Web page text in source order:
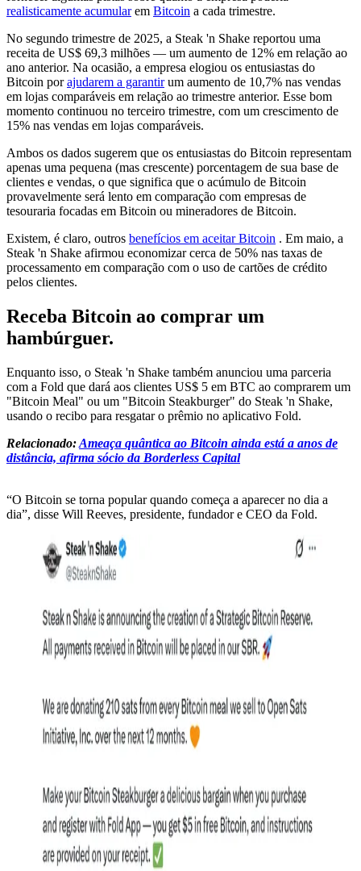
realisticamente acumularem Bitcoin a cada trimestre.
No segundo trimestre de 2025, a Steak 'n Shake reportou uma
receita de US$ 69,3 milhões — um aumento de 12% em relação ao
ano anterior. Na ocasião, a empresa elogiou os entusiastas do
Bitcoin porajudarem a garantirum aumento de 10,7% nas vendas
em lojas comparáveis ​​em relação ao trimestre anterior. Esse bom
momento continuou no terceiro trimestre, com um crescimento de
15% nas vendas em lojas comparáveis.
Ambos os dados sugerem que os entusiastas do Bitcoin representam
apenas uma pequena (mas crescente) porcentagem de sua base de
clientes e vendas, o que significa que o acúmulo de Bitcoin
provavelmente será lento em comparação com empresas de
tesouraria focadas em Bitcoin ou mineradores de Bitcoin.
Existem, é claro, outros benefícios em aceitar Bitcoin . Em maio, a
Steak 'n Shake afirmou economizar cerca de 50% nas taxas de
processamento em comparação com o uso de cartões de crédito
pelos clientes.
Receba Bitcoin ao comprar um
hambúrguer.
Enquanto isso, o Steak 'n Shake também anunciou uma parceria
com a Fold que dará aos clientes US$ 5 em BTC ao comprarem um
"Bitcoin Meal" ou um "Bitcoin Steakburger" do Steak 'n Shake,
usando o recibo para resgatar o prêmio no aplicativo Fold.
Relacionado:Ameaça quântica ao Bitcoin ainda está a anos de
distância, afirma sócio da Borderless Capital
“O Bitcoin se torna popular quando começa a aparecer no dia a
dia”, disse Will Reeves, presidente, fundador e CEO da Fold.